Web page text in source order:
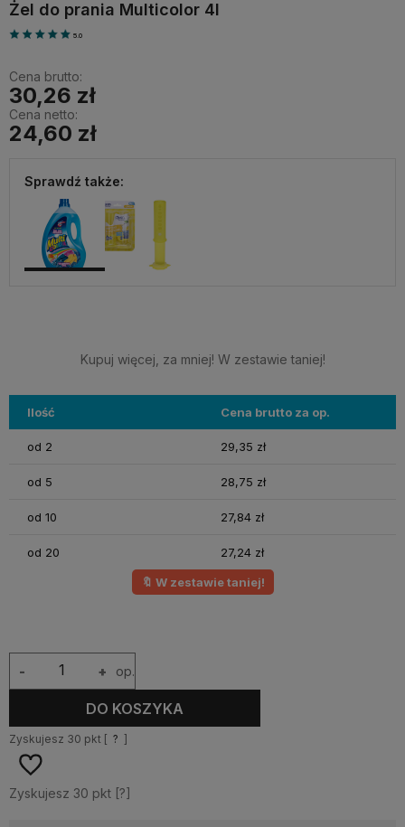
Żel do prania Multicolor 4l
5.0
Cena brutto:
30,26 zł
Cena netto:
24,60 zł
Sprawdź także:
Kupuj więcej, za mniej! W zestawie taniej!
Ilość Cena brutto za op.
od 2 29,35 zł
od 5 28,75 zł
od 10 27,84 zł
od 20 27,24 zł
🔖 W zestawie taniej!
+
- op.
DO KOSZYKA
Zyskujesz 30 pkt [ ? ]
Zyskujesz 30 pkt [?]